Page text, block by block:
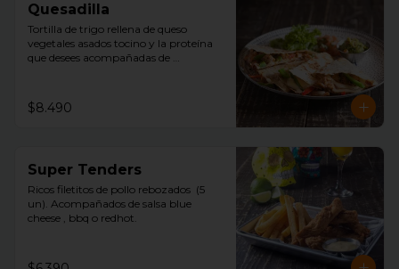
Quesadilla
Tortilla de trigo rellena de queso
vegetales asados tocino y la proteína
que desees acompañadas de
$8.490
Super Tenders
Ricos filetitos de pollo rebozados  (5
un). Acompañados de salsa blue
cheese , bbq o redhot.